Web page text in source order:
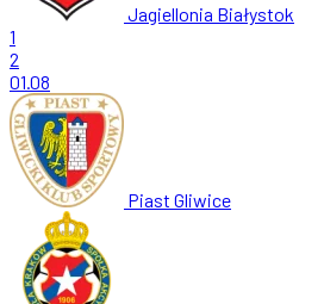
Jagiellonia Białystok
1
2
01.08
Piast Gliwice